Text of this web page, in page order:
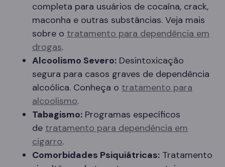
completa para usuários de cocaína, crack,
maconha e outras substâncias. Veja mais
sobre o tratamento para dependência em
drogas.
Alcoolismo Severo: Desintoxicação
segura para casos graves de dependência
alcoólica. Conheça o tratamento para
alcoolismo.
Tabagismo: Programas específicos
de tratamento para dependência em
cigarro.
Comorbidades Psiquiátricas: Tratamento